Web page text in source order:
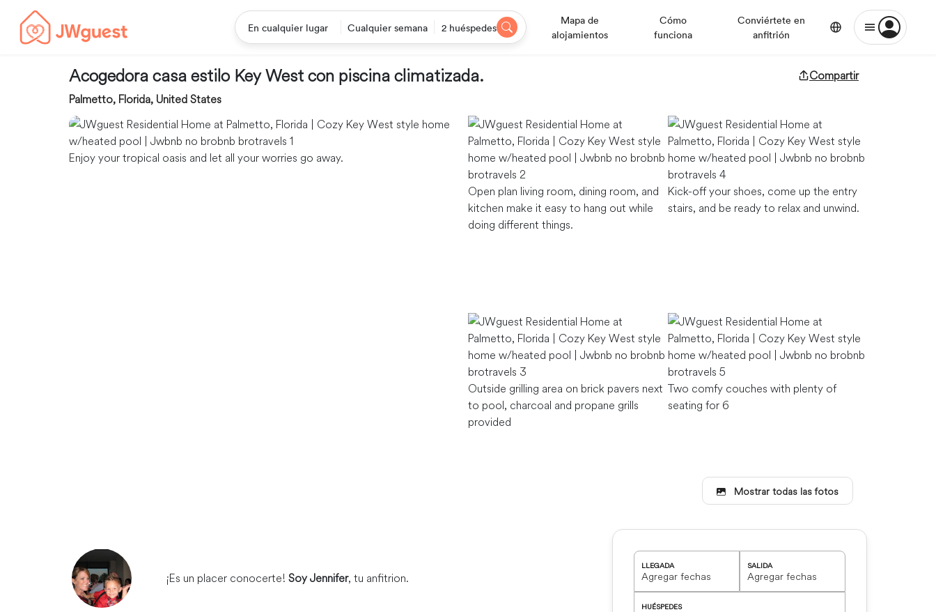
En cualquier lugar Cualquier semana 2 huéspedes
Mapa de
alojamientos
Cómo
funciona
Conviértete en
anfitrión
Acogedora casa estilo Key West con piscina climatizada.
Palmetto, Florida, United States
Compartir
Enjoy your tropical oasis and let all your worries go away.
Open plan living room, dining room, and
kitchen make it easy to hang out while
doing different things.
Outside grilling area on brick pavers next
to pool, charcoal and propane grills
provided
Kick-off your shoes, come up the entry
stairs, and be ready to relax and unwind.
Two comfy couches with plenty of
seating for 6
Mostrar todas las fotos
¡Es un placer conocerte! Soy Jennifer, tu anfitrion.
LLEGADA SALIDA
HUÉSPEDES